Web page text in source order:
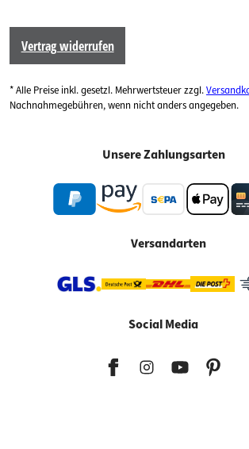
Vertrag widerrufen
* Alle Preise inkl. gesetzl. Mehrwertsteuer zzgl.
Nachnahmegebühren, wenn nicht anders angegeben.
Unsere Zahlungsarten
Versandarten
Social Media